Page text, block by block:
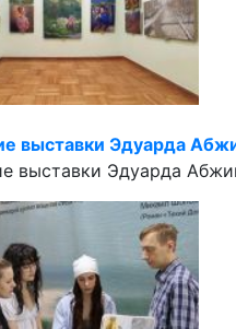
выставки Эдуарда
выставки Эдуарда